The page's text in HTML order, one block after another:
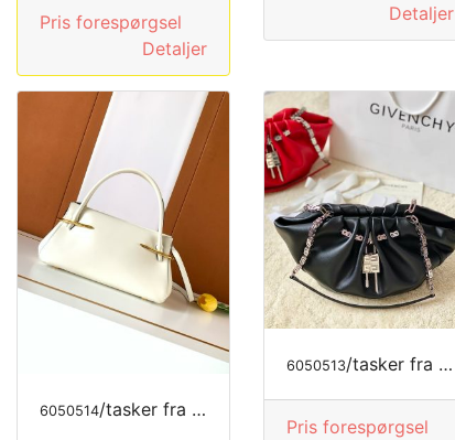
Pris forespørgsel
Detaljer
Detaljer
6050514/tasker fra MODE LUKSUS
6050513/tasker fra GIVENCHY
Pris forespørgsel